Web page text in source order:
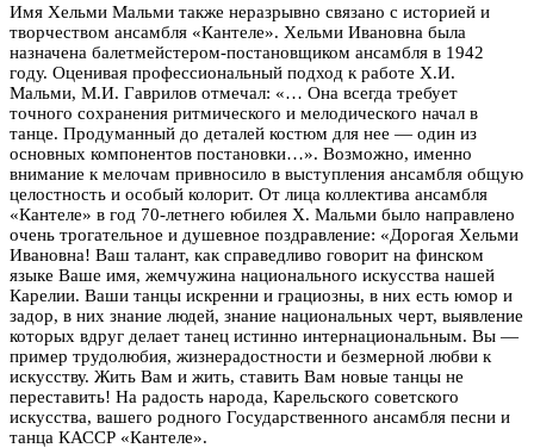
Имя Хельми Мальми также неразрывно связано с историей и
творчеством ансамбля «Кантеле». Хельми Ивановна была
назначена балетмейстером-постановщиком ансамбля в 1942
году. Оценивая профессиональный подход к работе Х.И.
Мальми, М.И. Гаврилов отмечал: «… Она всегда требует
точного сохранения ритмического и мелодического начал в
танце. Продуманный до деталей костюм для нее — один из
основных компонентов постановки…». Возможно, именно
внимание к мелочам привносило в выступления ансамбля общую
целостность и особый колорит. От лица коллектива ансамбля
«Кантеле» в год 70-летнего юбилея Х. Мальми было направлено
очень трогательное и душевное поздравление: «Дорогая Хельми
Ивановна! Ваш талант, как справедливо говорит на финском
языке Ваше имя, жемчужина национального искусства нашей
Карелии. Ваши танцы искренни и грациозны, в них есть юмор и
задор, в них знание людей, знание национальных черт, выявление
которых вдруг делает танец истинно интернациональным. Вы —
пример трудолюбия, жизнерадостности и безмерной любви к
искусству. Жить Вам и жить, ставить Вам новые танцы не
переставить! На радость народа, Карельского советского
искусства, вашего родного Государственного ансамбля песни и
танца КАССР «Кантеле».